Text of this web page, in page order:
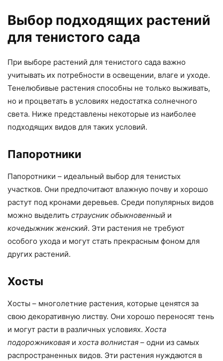
Выбор подходящих растений
для тенистого сада
При выборе растений для тенистого сада важно
учитывать их потребности в освещении, влаге и уходе.
Тенелюбивые растения способны не только выживать,
но и процветать в условиях недостатка солнечного
света. Ниже представлены некоторые из наиболее
подходящих видов для таких условий.
Папоротники
Папоротники – идеальный выбор для тенистых
участков. Они предпочитают влажную почву и хорошо
растут под кронами деревьев. Среди популярных видов
можно выделить страусник обыкновенный и
кочедыжник женский. Эти растения не требуют
особого ухода и могут стать прекрасным фоном для
других растений.
Хосты
Хосты – многолетние растения, которые ценятся за
свою декоративную листву. Они хорошо переносят тень
и могут расти в различных условиях. Хоста
подорожниковая и хоста волнистая – одни из самых
распространенных видов. Эти растения нуждаются в